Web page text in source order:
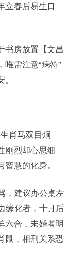
立春后易生口
书房放置【文昌
需注意“病符”
肖马双目炯
刚烈却心思细
智慧的化身。
，建议办公桌左
缘化者，十月后
六合，未婚者明
鼠，相刑关系恐